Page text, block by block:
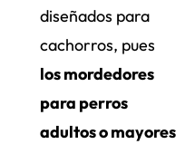
diseñados para
cachorros, pues
los mordedores
para perros
adultos o mayores